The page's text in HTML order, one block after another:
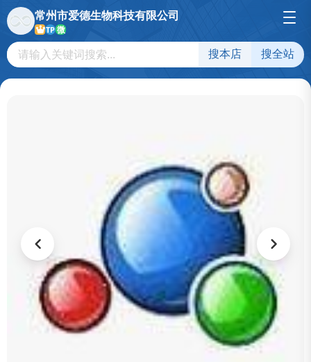
常州市爱德生物科技有限公司
TP微
搜本店 搜全站